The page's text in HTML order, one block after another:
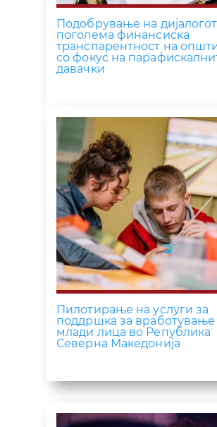
Подобрување на
поголема финансиска
транспарентност на
со фокус на
давачки
Пилотирање на услуги за
поддршка за вработување
млади лица во Република
Северна Македонија